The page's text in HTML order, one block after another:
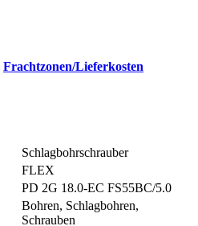
Frachtzonen/Lieferkosten
Schlagbohrschrauber
FLEX
PD 2G 18.0-EC FS55BC/5.0
Bohren, Schlagbohren,
Schrauben